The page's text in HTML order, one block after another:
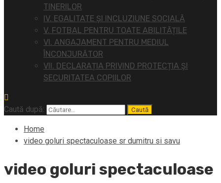
TINERILOR
IV. EGALITATE ȘI INCLUZIUNE SOCIALĂ
V. FOTBAL PENTRU TOATE ABILITĂȚILE
VI. ANGAJAMENT PENTRU MEDIUL
ÎNCONJURĂTOR
VII. DECLARAȚIA PRIVIND PROTECȚIA ȘI
SECURITATEA COPIILOR
Caută după:
Home
video goluri spectaculoase sr dumitru si savu
video goluri spectaculoase